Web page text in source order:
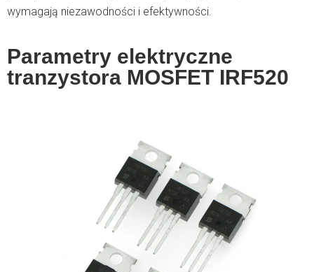
wymagają niezawodności i efektywności.
Parametry elektryczne
tranzystora MOSFET IRF520